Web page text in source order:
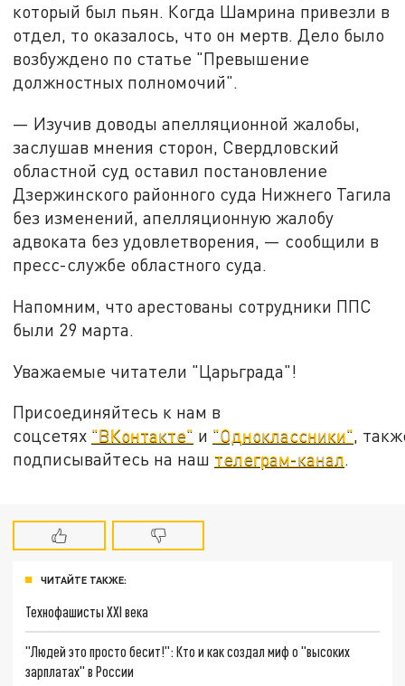
который был пьян. Когда Шамрина привезли в
отдел, то оказалось, что он мертв. Дело было
возбуждено по статье "Превышение
должностных полномочий".
— Изучив доводы апелляционной жалобы,
заслушав мнения сторон, Свердловский
областной суд оставил постановление
Дзержинского районного суда Нижнего Тагила
без изменений, апелляционную жалобу
адвоката без удовлетворения, — сообщили в
пресс-службе областного суда.
Напомним, что арестованы сотрудники ППС
были 29 марта.
Уважаемые читатели "Царьграда"!
Присоединяйтесь к нам в
соцсетях "ВКонтакте" и "Одноклассники",
подписывайтесь на наш телеграм-канал.
ЧИТАЙТЕ ТАКЖЕ:
Технофашисты XXI века
"Людей это просто бесит!": Кто и как создал миф о "высоких
зарплатах" в России